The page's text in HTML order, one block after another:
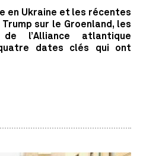
en Ukraine et les récentes
sur le Groenland, les
l’Alliance atlantique
dates clés qui ont